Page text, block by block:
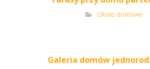
Około domowe
Galeria domów